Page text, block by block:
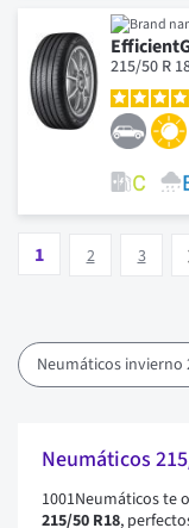
215/50 R
Vous lisez
1 2 3
Neumáticos invierno
Neumáticos
1001Neumáticos te
215/50 R18,